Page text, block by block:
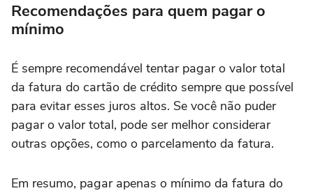
Recomendações para quem pagar o
mínimo
É sempre recomendável tentar pagar o valor total
da fatura do cartão de crédito sempre que possível
para evitar esses juros altos. Se você não puder
pagar o valor total, pode ser melhor considerar
outras opções, como o parcelamento da fatura.
Em resumo, pagar apenas o mínimo da fatura do